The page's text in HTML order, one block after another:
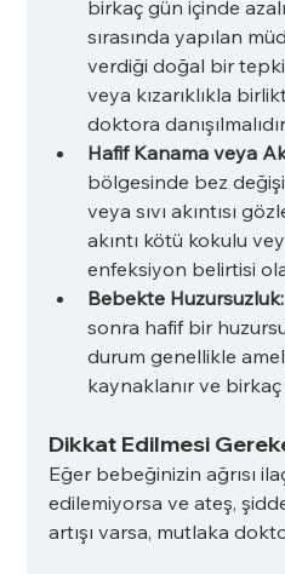
birkaç gün içinde
sırasında yapılan
verdiği doğal bir
veya kızarıklıkla
doktora
Hafif Kanama veya
bölgesinde bez
veya sıvı akıntısı
akıntı kötü kokulu
enfeksiyon belirtisi
Bebekte Huzursuzluk:
sonra hafif bir
durum genellikle
kaynaklanır ve
Dikkat Edilmesi
Eğer bebeğinizin ağrısı
edilemiyorsa ve ateş,
artışı varsa, mutlaka